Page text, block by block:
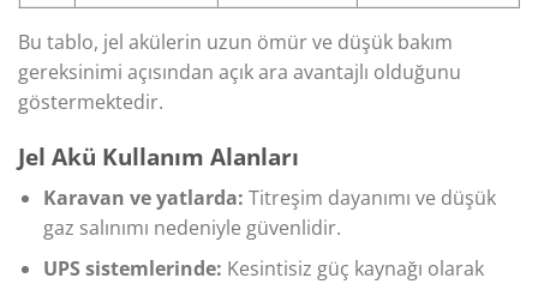
Bu tablo, jel akülerin uzun ömür ve düşük bakım
gereksinimi açısından açık ara avantajlı olduğunu
göstermektedir.
Jel Akü Kullanım Alanları
Karavan ve yatlarda: Titreşim dayanımı ve düşük
gaz salınımı nedeniyle güvenlidir.
UPS sistemlerinde: Kesintisiz güç kaynağı olarak